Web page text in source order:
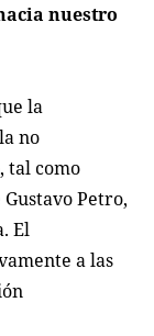
nuestro
la
no
tal como
Petro,
El
a las